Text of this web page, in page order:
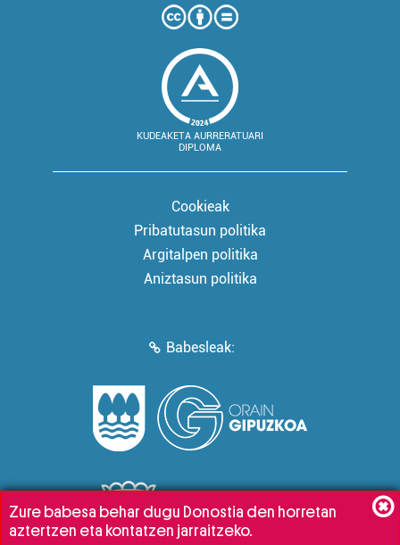
KUDEAKETA AURRERATUARI
DIPLOMA
Cookieak
Pribatutasun politika
Argitalpen politika
Aniztasun politika
Babesleak:
Zure babesa behar dugu Donostia den horretan
aztertzen eta kontatzen jarraitzeko.